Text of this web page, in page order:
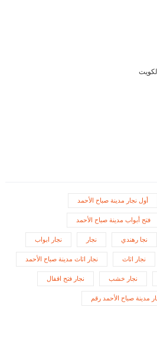
أول نجار مدينة صباح الأحمد
فتح أبواب مدينة صباح الأحمد
نجا رهندي نجار نجار ابواب
نجار اثاث نجار اثاث مدينة صباح الأحمد
نجار خشب نجار فتح اقفال
مدينة صباح الأحمد رقم